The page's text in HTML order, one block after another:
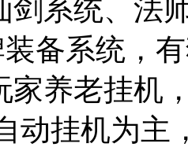
剑系统、法
备系统，
家养老挂机
动挂机为主